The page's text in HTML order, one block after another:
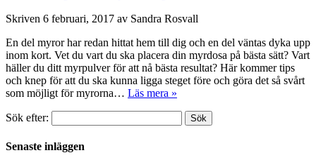
Skriven 6 februari, 2017 av Sandra Rosvall
En del myror har redan hittat hem till dig och en del väntas dyka upp
inom kort. Vet du vart du ska placera din myrdosa på bästa sätt? Vart
häller du ditt myrpulver för att nå bästa resultat? Här kommer tips
och knep för att du ska kunna ligga steget före och göra det så svårt
som möjligt för myrorna… Läs mera »
Sök efter: Sök
Senaste inläggen